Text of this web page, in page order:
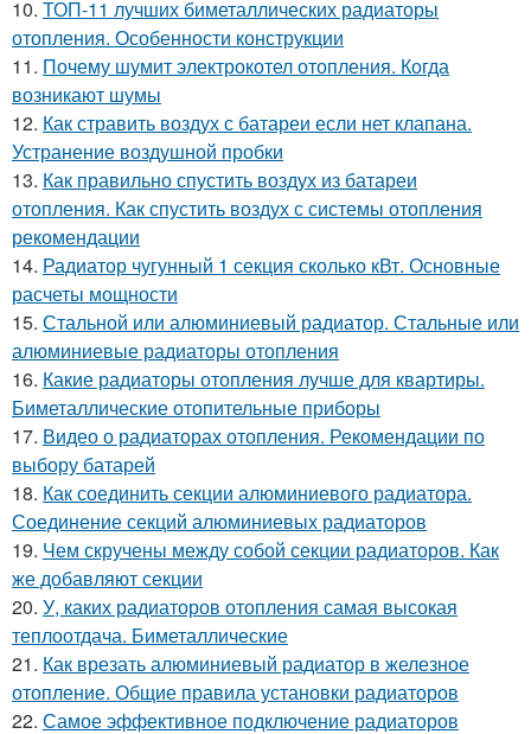
10. ТОП-11 лучших биметаллических радиаторы
отопления. Особенности конструкции
11. Почему шумит электрокотел отопления. Когда
возникают шумы
12. Как стравить воздух с батареи если нет клапана.
Устранение воздушной пробки
13. Как правильно спустить воздух из батареи
отопления. Как спустить воздух с системы отопления
рекомендации
14. Радиатор чугунный 1 секция сколько кВт. Основные
расчеты мощности
15. Стальной или алюминиевый радиатор. Стальные или
алюминиевые радиаторы отопления
16. Какие радиаторы отопления лучше для квартиры.
Биметаллические отопительные приборы
17. Видео о радиаторах отопления. Рекомендации по
выбору батарей
18. Как соединить секции алюминиевого радиатора.
Соединение секций алюминиевых радиаторов
19. Чем скручены между собой секции радиаторов. Как
же добавляют секции
20. У, каких радиаторов отопления самая высокая
теплоотдача. Биметаллические
21. Как врезать алюминиевый радиатор в железное
отопление. Общие правила установки радиаторов
22. Самое эффективное подключение радиаторов